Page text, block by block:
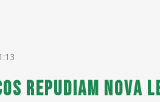
repudiam nova